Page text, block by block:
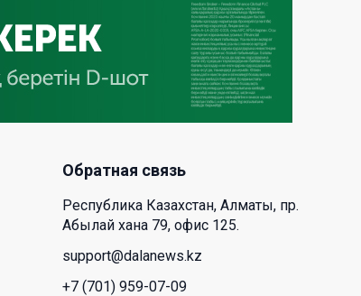
В области Абай началось
строительство индустриально-
экологического
деревообрабатывающего парка
полного цикла «EcoForest»
время для аллергиков. Как
создать дома пространство, где
действительно легче дышать
29 Июл. 2026 12:18
Обратная связь
Республика Казахстан, Алматы, пр.
Абылай хана 79, офис 125.
support@dalanews.kz
+7 (701) 959-07-09